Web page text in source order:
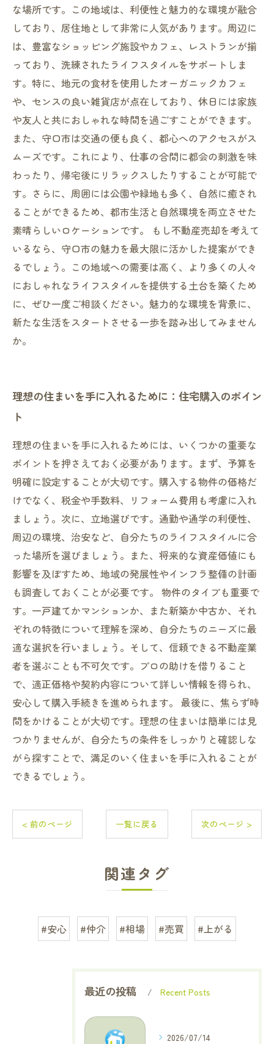
な場所です。この地域は、利便性と魅力的な環境が融合
しており、居住地として非常に人気があります。周辺に
は、豊富なショッピング施設やカフェ、レストランが揃
っており、洗練されたライフスタイルをサポートしま
す。特に、地元の食材を使用したオーガニックカフェ
や、センスの良い雑貨店が点在しており、休日には家族
や友人と共におしゃれな時間を過ごすことができます。
また、守口市は交通の便も良く、都心へのアクセスがス
ムーズです。これにより、仕事の合間に都会の刺激を味
わったり、帰宅後にリラックスしたりすることが可能で
す。さらに、周囲には公園や緑地も多く、自然に癒され
ることができるため、都市生活と自然環境を両立させた
素晴らしいロケーションです。 もし不動産売却を考えて
いるなら、守口市の魅力を最大限に活かした提案ができ
るでしょう。この地域への需要は高く、より多くの人々
におしゃれなライフスタイルを提供する土台を築くため
に、ぜひ一度ご相談ください。魅力的な環境を背景に、
新たな生活をスタートさせる一歩を踏み出してみません
か。
理想の住まいを手に入れるために：住宅購入のポイン
ト
理想の住まいを手に入れるためには、いくつかの重要な
ポイントを押さえておく必要があります。まず、予算を
明確に設定することが大切です。購入する物件の価格だ
けでなく、税金や手数料、リフォーム費用も考慮に入れ
ましょう。次に、立地選びです。通勤や通学の利便性、
周辺の環境、治安など、自分たちのライフスタイルに合
った場所を選びましょう。また、将来的な資産価値にも
影響を及ぼすため、地域の発展性やインフラ整備の計画
も調査しておくことが必要です。 物件のタイプも重要で
す。一戸建てかマンションか、また新築か中古か、それ
ぞれの特徴について理解を深め、自分たちのニーズに最
適な選択を行いましょう。そして、信頼できる不動産業
者を選ぶことも不可欠です。プロの助けを借りること
で、適正価格や契約内容について詳しい情報を得られ、
安心して購入手続きを進められます。 最後に、焦らず時
間をかけることが大切です。理想の住まいは簡単には見
つかりませんが、自分たちの条件をしっかりと確認しな
がら探すことで、満足のいく住まいを手に入れることが
できるでしょう。
< 前のページ 一覧に戻る 次のページ >
関連タグ
#安心 #仲介 #相場 #売買 #上がる
最近の投稿 Recent Posts
2026/07/14